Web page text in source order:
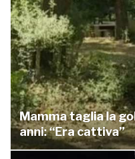
Mamma taglia la
anni: “Era cattiva”